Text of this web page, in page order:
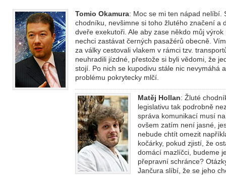
Tomio Okamura: Moc se mi ten nápad nelíbí.
chodníku, nevšimne si toho žlutého značení a
dveře exekutoři. Ale aby zase někdo můj
nechci zastávat černých pasažérů obecně.
za války cestovali vlakem v rámci tzv.
neuhradili jízdné, přestože si byli vědomi, že
stojí. Po nich se kupodivu stále nic nevymáhá
problému pokrytecky mlčí.
Matěj Hollan: Žluté
legislativu tak podrobně
správa komunikací musí
ovšem zatím není jasné,
nebude chtít omezit
kočárky, pokud zjistí, že
domácí mazlíčci, budeme
přepravní schránce?
Jančura slíbí, že se jeho